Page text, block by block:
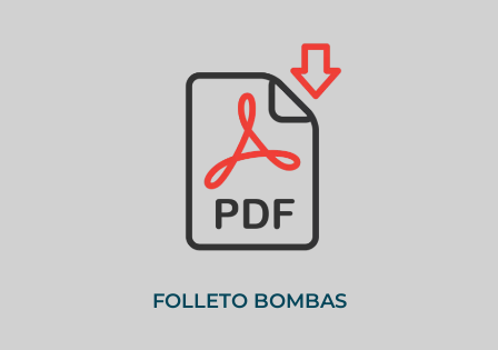
FOLLETO BOMBAS